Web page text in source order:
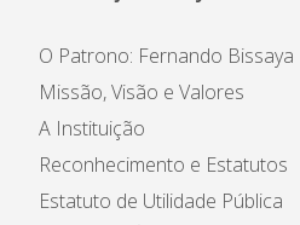
O Patrono: Fernando
Missão, Visão e Valores
A Instituição
Reconhecimento e Estatutos
Estatuto de Utilidade Pública